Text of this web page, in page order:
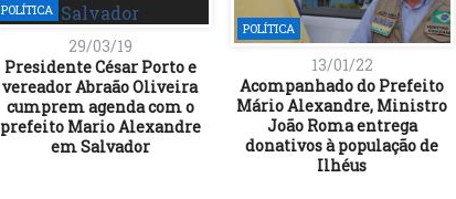
POLÍTICA
29/03/19
Presidente César Porto e
vereador Abraão Oliveira
cumprem agenda com o
prefeito Mario Alexandre
em Salvador
POLÍTICA
13/01/22
Acompanhado do Prefeito
Mário Alexandre, Ministro
João Roma entrega
donativos à população de
Ilhéus